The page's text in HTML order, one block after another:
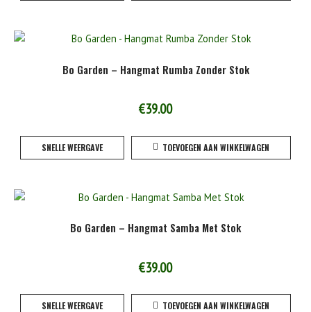
Bo Garden – Hangmat Rumba Zonder Stok
€39.00
SNELLE WEERGAVE TOEVOEGEN AAN WINKELWAGEN
Bo Garden – Hangmat Samba Met Stok
€39.00
SNELLE WEERGAVE TOEVOEGEN AAN WINKELWAGEN